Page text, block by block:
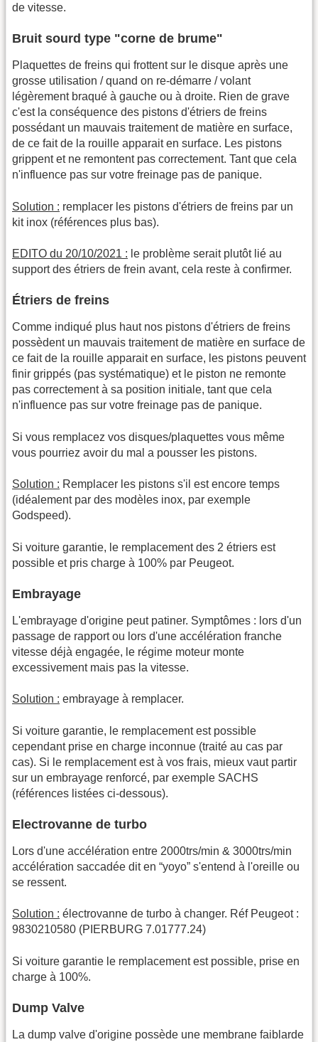
de vitesse.
Bruit sourd type "corne de brume"
Plaquettes de freins qui frottent sur le disque après une
grosse utilisation / quand on re-démarre / volant
légèrement braqué à gauche ou à droite. Rien de grave
c'est la conséquence des pistons d'étriers de freins
possédant un mauvais traitement de matière en surface,
de ce fait de la rouille apparait en surface. Les pistons
grippent et ne remontent pas correctement. Tant que cela
n'influence pas sur votre freinage pas de panique.
Solution : remplacer les pistons d'étriers de freins par un
kit inox (références plus bas).
EDITO du 20/10/2021 : le problème serait plutôt lié au
support des étriers de frein avant, cela reste à confirmer.
Étriers de freins
Comme indiqué plus haut nos pistons d'étriers de freins
possèdent un mauvais traitement de matière en surface de
ce fait de la rouille apparait en surface, les pistons peuvent
finir grippés (pas systématique) et le piston ne remonte
pas correctement à sa position initiale, tant que cela
n'influence pas sur votre freinage pas de panique.
Si vous remplacez vos disques/plaquettes vous même
vous pourriez avoir du mal a pousser les pistons.
Solution : Remplacer les pistons s'il est encore temps
(idéalement par des modèles inox, par exemple
Godspeed).
Si voiture garantie, le remplacement des 2 étriers est
possible et pris charge à 100% par Peugeot.
Embrayage
L'embrayage d'origine peut patiner. Symptômes : lors d'un
passage de rapport ou lors d'une accélération franche
vitesse déjà engagée, le régime moteur monte
excessivement mais pas la vitesse.
Solution : embrayage à remplacer.
Si voiture garantie, le remplacement est possible
cependant prise en charge inconnue (traité au cas par
cas). Si le remplacement est à vos frais, mieux vaut partir
sur un embrayage renforcé, par exemple SACHS
(références listées ci-dessous).
Electrovanne de turbo
Lors d'une accélération entre 2000trs/min & 3000trs/min
accélération saccadée dit en “yoyo” s'entend à l'oreille ou
se ressent.
Solution : électrovanne de turbo à changer. Réf Peugeot :
9830210580 (PIERBURG 7.01777.24)
Si voiture garantie le remplacement est possible, prise en
charge à 100%.
Dump Valve
La dump valve d'origine possède une membrane faiblarde